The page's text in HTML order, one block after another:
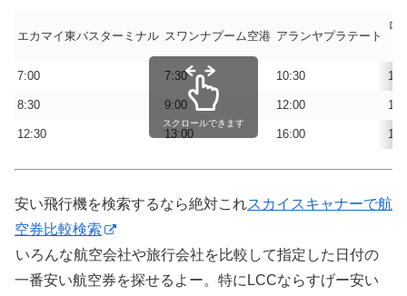
エカマイ東バスターミナル スワンナプーム空港 アランヤプラテート
ロ
7:00 7:30 10:30
8:30 9:00 12:00
12:30 13:00 16:00
スクロールできます
安い飛行機を検索するなら絶対これスカイスキャナーで航
空券比較検索
いろんな航空会社や旅行会社を比較して指定した日付の
一番安い航空券を探せるよー。特にLCCならすげー安い